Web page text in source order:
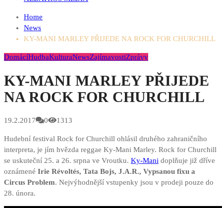
Home
News
KY-MANI MARLEY PŘIJEDE NA ROCK FOR CHURCHILL
DomácíHudbaKulturaNewsZajímavostiZprávy
KY-MANI MARLEY PŘIJEDE
NA ROCK FOR CHURCHILL
19.2.2017 0 1313
Hudební festival Rock for Churchill ohlásil druhého zahraničního
interpreta, je jím hvězda reggae Ky-Mani Marley. Rock for Churchill
se uskuteční 25. a 26. srpna ve Vroutku. Ky-Mani doplňuje již dříve
oznámené Irie Révoltés, Tata Bojs, J.A.R., Vypsanou fixu a
Circus Problem. Nejvýhodnější vstupenky jsou v prodeji pouze do
28. února.